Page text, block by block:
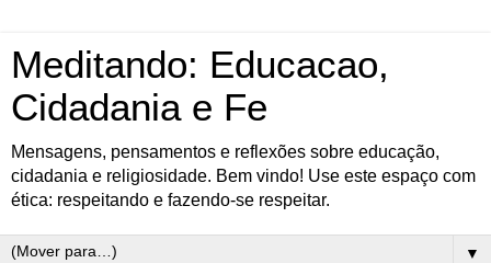
Meditando: Educacao,
Cidadania e Fe
Mensagens, pensamentos e reflexões sobre educação,
cidadania e religiosidade. Bem vindo! Use este espaço com
ética: respeitando e fazendo-se respeitar.
▼